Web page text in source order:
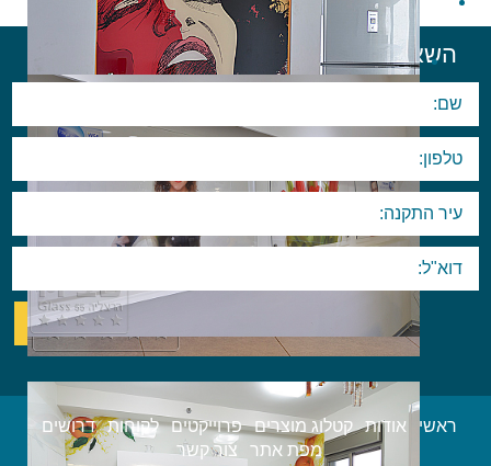
השאר פרטים ליצירת קשר
ראשי אודות קטלוג מוצרים פרוייקטים לקוחות
דרושים
מפת אתר
צור קשר